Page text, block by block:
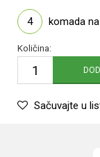
4 komada
Količina:
Sačuvajte u